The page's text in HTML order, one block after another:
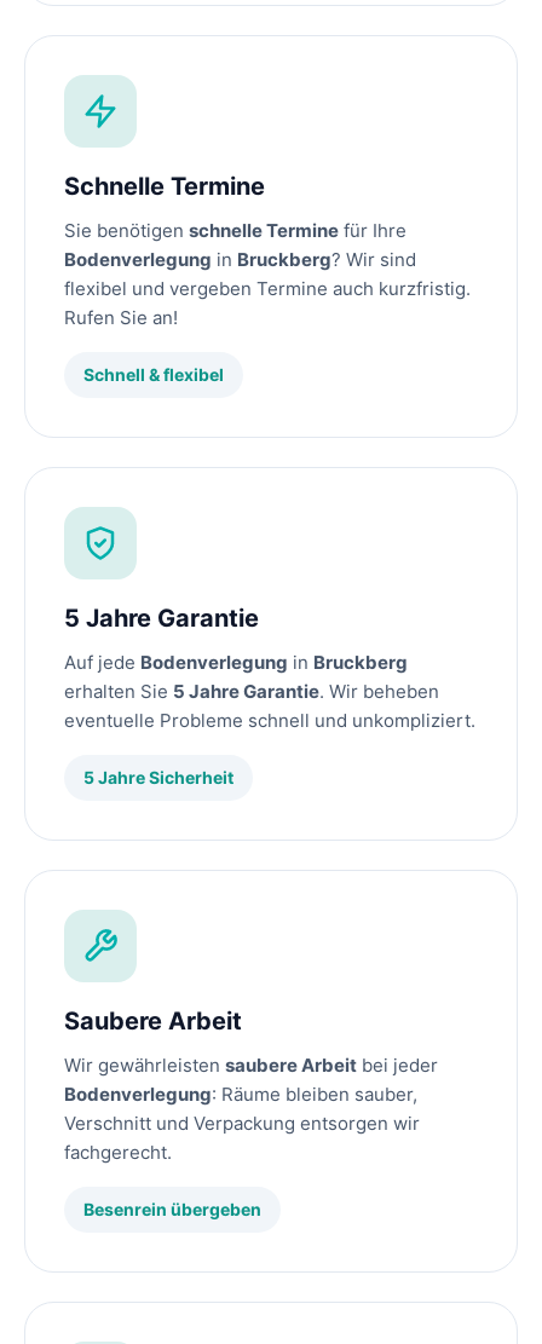
Schnelle Termine
Sie benötigen schnelle Termine für Ihre
Bodenverlegung in Bruckberg? Wir sind
flexibel und vergeben Termine auch kurzfristig.
Rufen Sie an!
Schnell & flexibel
5 Jahre Garantie
Auf jede Bodenverlegung in Bruckberg
erhalten Sie 5 Jahre Garantie. Wir beheben
eventuelle Probleme schnell und unkompliziert.
5 Jahre Sicherheit
Saubere Arbeit
Wir gewährleisten saubere Arbeit bei jeder
Bodenverlegung: Räume bleiben sauber,
Verschnitt und Verpackung entsorgen wir
fachgerecht.
Besenrein übergeben